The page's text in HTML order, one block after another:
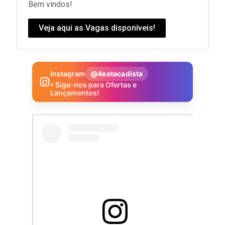
Bem vindos!
Veja aqui as Vagas disponíveis!
Instagram
@4eatacadista
• Siga-nos para Ofertas e
Lançamentos!